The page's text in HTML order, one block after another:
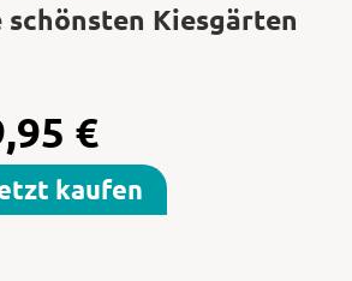
schönsten Kiesgärten
€
kaufen